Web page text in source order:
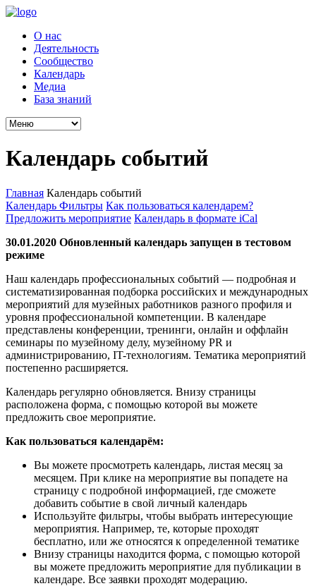
О нас
Деятельность
Сообщество
Календарь
Медиа
База знаний
Календарь событий
Главная Календарь событий
Календарь Фильтры Как пользоваться календарем?
Предложить мероприятие Календарь в формате iCal
30.01.2020 Обновленный календарь запущен в тестовом
режиме
Наш календарь профессиональных событий — подробная и
систематизированная подборка российских и международных
мероприятий для музейных работников разного профиля и
уровня профессиональной компетенции. В календаре
представлены конференции, тренинги, онлайн и оффлайн
семинары по музейному делу, музейному PR и
администрированию, IT-технологиям. Тематика мероприятий
постепенно расширяется.
Календарь регулярно обновляется. Внизу страницы
расположена форма, с помощью которой вы можете
предложить свое мероприятие.
Как пользоваться календарём:
Вы можете просмотреть календарь, листая месяц за
месяцем. При клике на мероприятие вы попадете на
страницу с подробной информацией, где сможете
добавить событие в свой личный календарь
Используйте фильтры, чтобы выбрать интересующие
мероприятия. Например, те, которые проходят
бесплатно, или же относятся к определенной тематике
Внизу страницы находится форма, с помощью которой
вы можете предложить мероприятие для публикации в
календаре. Все заявки проходят модерацию.